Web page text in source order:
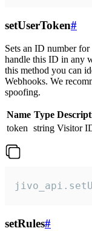
setUserToken#
Sets an ID number
handle this ID in any
this method you can
Webhooks. We
spoofing.
Name Type
token string Visitor
setRules#